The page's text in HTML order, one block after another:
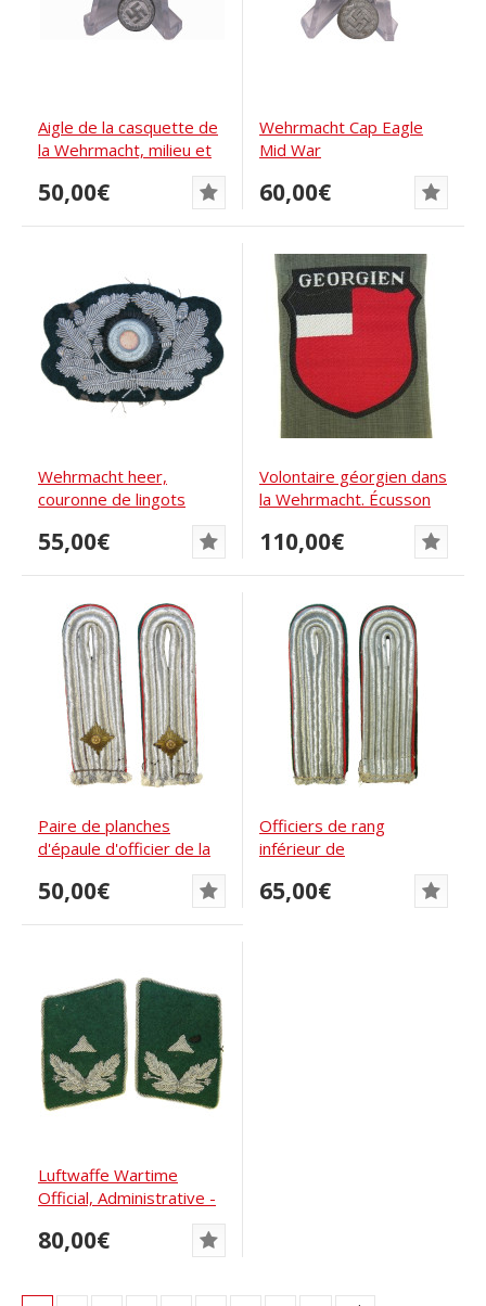
Aigle de la casquette de
la Wehrmacht, milieu et
50,00€
Wehrmacht Cap Eagle
Mid War
60,00€
Wehrmacht heer,
couronne de lingots
brodée à la main pour...
55,00€
Volontaire géorgien dans
la Wehrmacht. Écusson
110,00€
Paire de planches
d'épaule d'officier de la
50,00€
Officiers de rang
inférieur de
l'administration de la...
65,00€
Luftwaffe Wartime
Official, Administrative -
80,00€